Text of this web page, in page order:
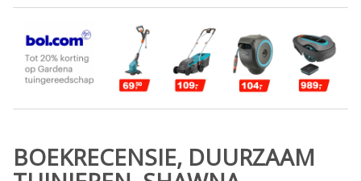
BOEKRECENSIE, DUURZAAM